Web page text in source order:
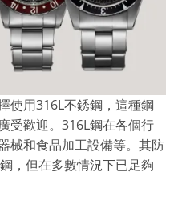
使用316L不銹鋼，這種鋼
受歡迎。316L鋼在各個行
械和食品加工設備等。其防
，但在多數情況下已足夠